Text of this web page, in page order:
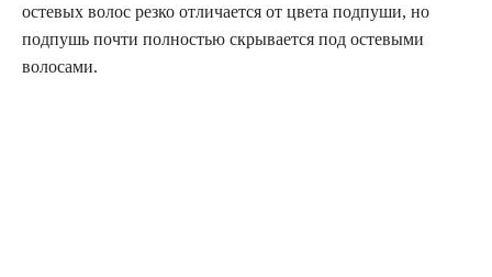
остевых волос резко отличается от цвета подпуши, но
подпушь почти полностью скрывается под остевыми
волосами.